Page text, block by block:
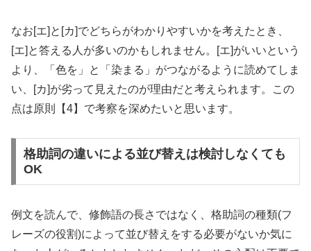
なお[エ]と[カ]でどちらがわかりやすいかを考えたとき、
[エ]と答える人が多いのかもしれません。[エ]がいいという
より、「色を」と「染まる」がつながるように読めてしま
い、[カ]が劣って見えたのが理由だと考えられます。この
点は原則【4】で考察を深めたいと思います。
格助詞の違いによる並び替えは検討しなくても
OK
例文を読んで、修飾語の長さではなく、格助詞の種類(フ
レーズの役割)によって並び替えをする必要がないか気に